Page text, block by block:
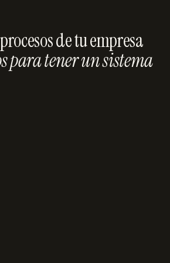
de tu empresa
para tener un sistema